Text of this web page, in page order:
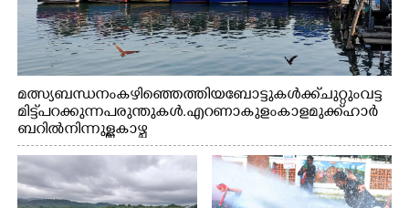
മത്സ്യബന്ധനം കഴിഞ്ഞെത്തിയ ബോട്ടുകൾക്ക് ചുറ്റും വട്ട
മിട്ട് പറക്കുന്ന പരുന്തുകൾ. എറണാകുളം കാളമുക്ക് ഹാർ
ബറിൽ നിന്നുള്ള കാഴ്ച